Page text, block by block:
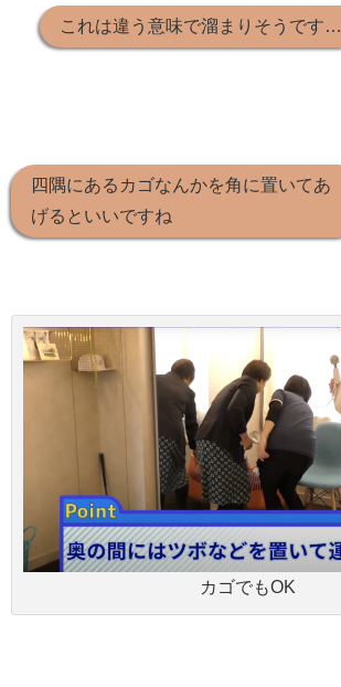
これは違う意味で溜まりそうです…
四隅にあるカゴなんかを角に置いてあ
げるといいですね
カゴでもOK